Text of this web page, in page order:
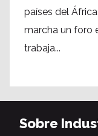
países del
marcha un foro
trabaja...
Sobre